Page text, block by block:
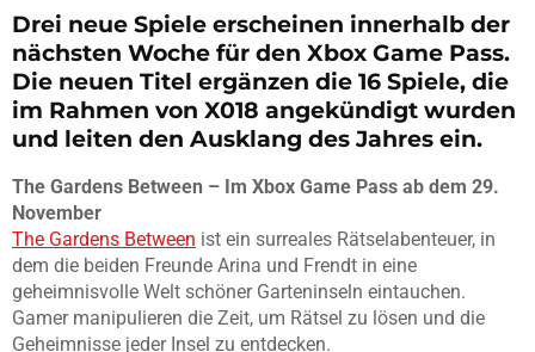
Drei neue Spiele erscheinen innerhalb der
nächsten Woche für den Xbox Game Pass.
Die neuen Titel ergänzen die 16 Spiele, die
im Rahmen von X018 angekündigt wurden
und leiten den Ausklang des Jahres ein.
The Gardens Between – Im Xbox Game Pass ab dem 29.
November
The Gardens Between ist ein surreales Rätselabenteuer, in
dem die beiden Freunde Arina und Frendt in eine
geheimnisvolle Welt schöner Garteninseln eintauchen.
Gamer manipulieren die Zeit, um Rätsel zu lösen und die
Geheimnisse jeder Insel zu entdecken.